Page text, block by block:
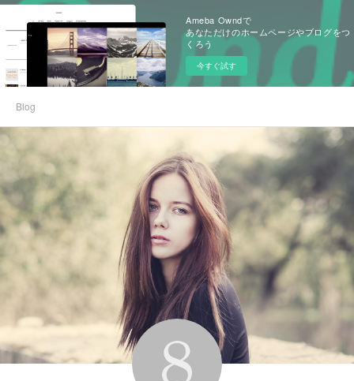
Ameba Owndで
あなただけのホームページやブログをつ
くろう
今すぐ試す
Blog